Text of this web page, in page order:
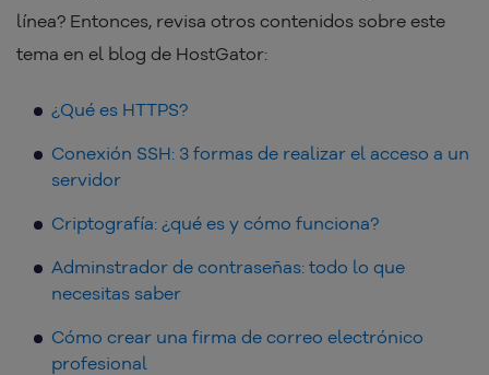
línea? Entonces, revisa otros contenidos sobre este
tema en el blog de HostGator:
¿Qué es HTTPS?
Conexión SSH: 3 formas de realizar el acceso a un
servidor
Criptografía: ¿qué es y cómo funciona?
Adminstrador de contraseñas: todo lo que
necesitas saber
Cómo crear una firma de correo electrónico
profesional